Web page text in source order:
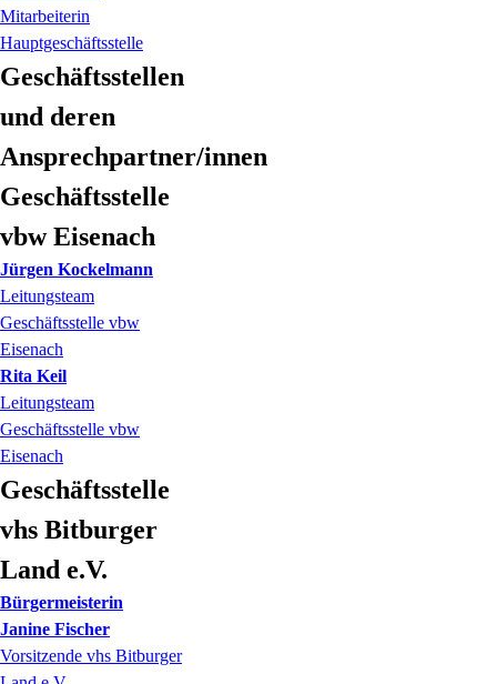
Mitarbeiterin
Hauptgeschäftsstelle
Geschäftsstellen
und deren
Ansprechpartner/innen
Geschäftsstelle
vbw Eisenach
Jürgen Kockelmann
Leitungsteam
Geschäftsstelle vbw
Eisenach
Rita Keil
Leitungsteam
Geschäftsstelle vbw
Eisenach
Geschäftsstelle
vhs Bitburger
Land e.V.
Bürgermeisterin
Janine Fischer
Vorsitzende vhs Bitburger